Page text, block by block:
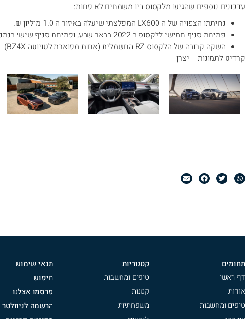
עדכונים נוספים שהגיעו מלקסוס היו משמחים לא פחות:
נחיתתו הצפויה של ה LX600 המפלצתי שיעלה באיזור ה 1.0 מיליון ₪.
פתיחת סניף חמישי ללקסוס ב 2022 בבאר שבע, ופתיחת סניף שישי בנתניה ב 2023.
השקה קרובה של הלקסוס RZ החשמלית (אחות מפוארת לטויוטה BZ4X)
קרדיט לתמונות – יצרן
תחומים
דף ראשי
אודות
טיפים ומחשבות
קטגוריות
טיפים ומחשבות
קטנות
משפחתיות
תנאי שימוש
חיפוש
פרסמו אצלנו
הרשמה לניוזלטר